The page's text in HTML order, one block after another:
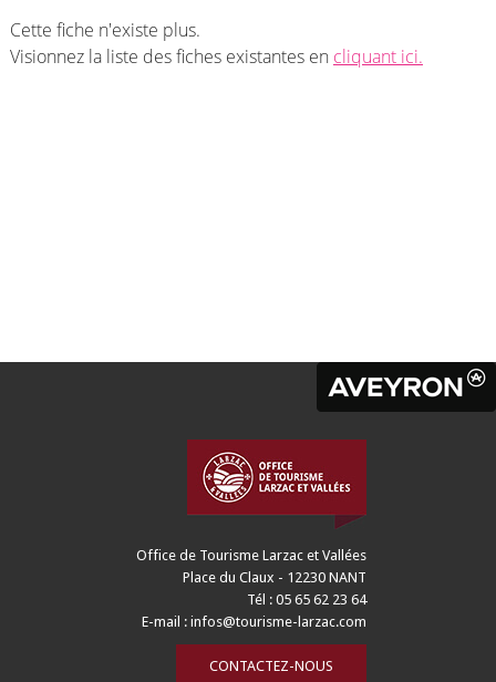
Cette fiche n'existe plus.
Visionnez la liste des fiches existantes en cliquant ici.
Office de Tourisme Larzac et Vallées
Place du Claux - 12230 NANT
Tél : 05 65 62 23 64
E-mail :infos@tourisme-larzac.com
CONTACTEZ-NOUS